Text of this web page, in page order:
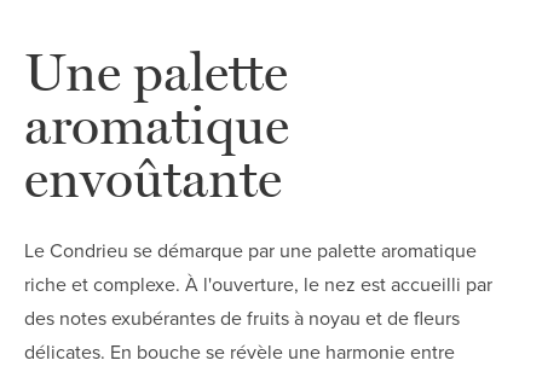
Une palette
aromatique
envoûtante
Le Condrieu se démarque par une palette aromatique
riche et complexe. À l'ouverture, le nez est accueilli par
des notes exubérantes de fruits à noyau et de fleurs
délicates. En bouche se révèle une harmonie entre